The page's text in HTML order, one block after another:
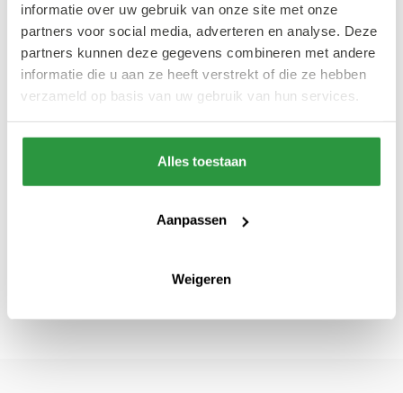
informatie over uw gebruik van onze site met onze
partners voor social media, adverteren en analyse. Deze
partners kunnen deze gegevens combineren met andere
informatie die u aan ze heeft verstrekt of die ze hebben
verzameld op basis van uw gebruik van hun services.
Alles toestaan
Aanpassen
Weigeren
l'Ouest een prima optie, het shared dining
menu bestaat voor zo'n tachtig procent uit
vega en vegan gerechten.
Naast restaurant is L'Ouest ook een
raad ik aan om op het terras te zitten met een
mooie dag namelijk altijd de zon.